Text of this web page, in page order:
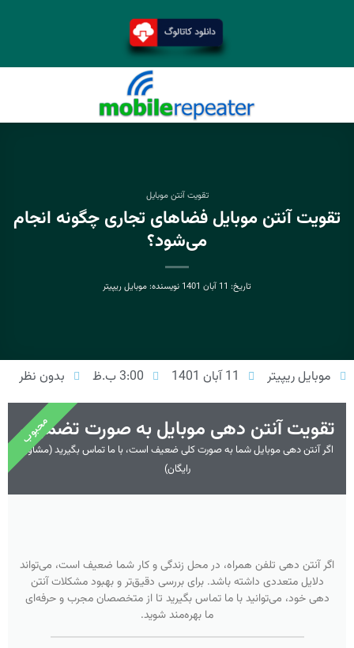
تقویت آنتن موبایل
تقویت آنتن موبایل فضاهای تجاری چگونه انجام
می‌شود؟
تاریخ: 11 آبان 1401 نویسنده:موبایل ریپیتر
موبایل ریپیتر 11 آبان 1401 3:00 ب.ظ بدون نظر
تقویت آنتن دهی موبایل به صورت تضمینی
اگر آنتن دهی موبایل شما به صورت کلی ضعیف است، با ما تماس بگیرید (مشاوره
رایگان)
اگر آنتن دهی تلفن همراه، در محل زندگی و کار شما ضعیف است، می‌تواند
دلایل متعددی داشته باشد. برای بررسی دقیق‌تر و بهبود مشکلات آنتن
دهی خود، می‌توانید با ما تماس بگیرید تا از متخصصان مجرب و حرفه‌ای
ما بهره‌مند شوید.
محبوب